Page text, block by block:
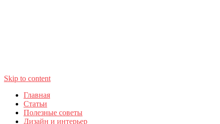
Skip to content
Главная
Статьи
Полезные советы
Дизайн и интерьер